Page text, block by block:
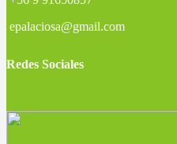
epalaciosa@gmail.com
Redes Sociales